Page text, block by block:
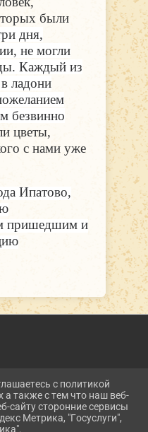
были
дня,
не могли
Каждый из
ладони
безвинно
цветы,
с нами уже
Ипатово,
пришедшим и
ДАННЫХ
с политикой
также с тем что наш веб-
сайту сторонние сервисы
Метрика, "Госуслуги",